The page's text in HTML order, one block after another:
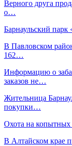
Верного друга
о…
Барнаульский
В Павловском
162…
Информацию о
заказов не…
Жительница
покупки…
Охота на
В Алтайском крае